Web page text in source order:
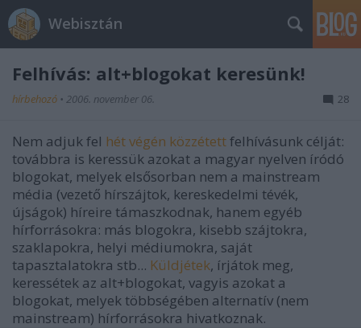
Webisztán
Felhívás: alt+blogokat keresünk!
hírbehozó • 2006. november 06. 28
Nem adjuk fel hét végén közzétettfelhívásunk célját:
továbbra is keressük azokat a magyar nyelven íródó
blogokat, melyek elsősorban nem a mainstream
média (vezető hírszájtok, kereskedelmi tévék,
újságok) híreire támaszkodnak, hanem egyéb
hírforrásokra: más blogokra, kisebb szájtokra,
szaklapokra, helyi médiumokra, saját
tapasztalatokra stb... Küldjétek, írjátok meg,
keressétek az alt+blogokat, vagyis azokat a
blogokat, melyek többségében alternatív (nem
mainstream) hírforrásokra hivatkoznak.